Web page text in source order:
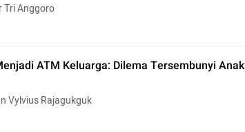
Tri Anggoro
ATM Keluarga: Dilema Tersembunyi Anak
Vylvius Rajagukguk